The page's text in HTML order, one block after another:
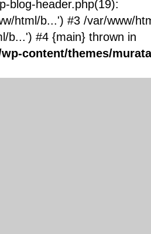
blog-header.php(19):
html/b...') #3 /var/www/
b...') #4 {main} thrown in
content/themes/